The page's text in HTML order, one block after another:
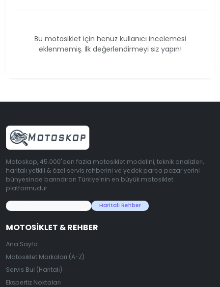
Bu motosiklet için henüz kullanıcı incelemesi
eklenmemiş. İlk değerlendirmeyi siz yapın!
Motoskop, 45.000'den fazla motosiklet modelini, teknik analizleri,
haritalı yetkili & özel servis rehberini ve yedek parça pazar yerini
bünyesinde barındıran Türkiye'nin en büyük motosiklet
platformudur.
Haritalı Rehber
MOTOSIKLET & REHBER
Ana Sayfa
Motosiklet Markaları (A-Z)
Servis Bul (Haritalı)
Ekspertiz Noktaları